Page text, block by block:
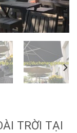
TRỜI TẠI